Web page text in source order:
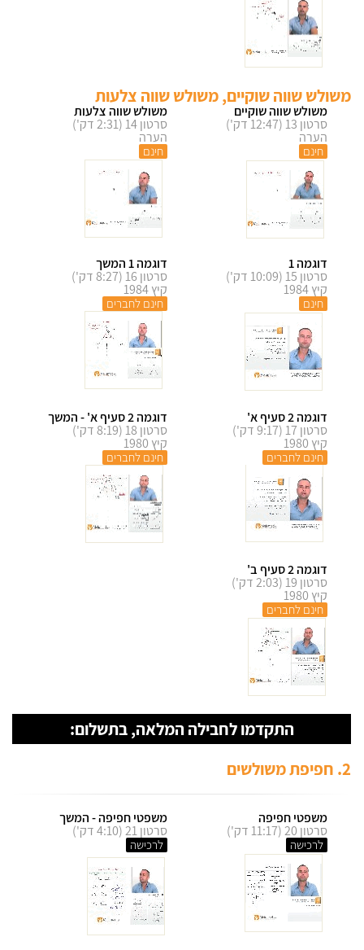
משולש שווה שוקיים, משולש שווה צלעות
משולש שווה שוקיים
סרטון 13 (12:47 דק')
הערה
חינם
משולש שווה צלעות
סרטון 14 (2:31 דק')
הערה
חינם
דוגמה 1
סרטון 15 (10:09 דק')
קיץ 1984
חינם
דוגמה 1 המשך
סרטון 16 (8:27 דק')
קיץ 1984
חינם לחברים
דוגמה 2 סעיף א'
סרטון 17 (9:17 דק')
קיץ 1980
חינם לחברים
דוגמה 2 סעיף א' - המשך
סרטון 18 (8:19 דק')
קיץ 1980
חינם לחברים
דוגמה 2 סעיף ב'
סרטון 19 (2:03 דק')
קיץ 1980
חינם לחברים
התקדמו לחבילה המלאה, בתשלום:
2. חפיפת משולשים
משפטי חפיפה
סרטון 20 (11:17 דק')
לרכישה
משפטי חפיפה - המשך
סרטון 21 (4:10 דק')
לרכישה